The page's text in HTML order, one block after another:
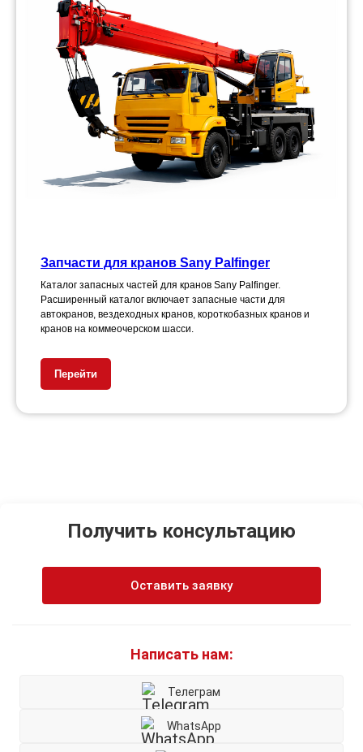
Запчасти для кранов Sany Palfinger
Каталог запасных частей для кранов Sany Palfinger.
Расширенный каталог включает запасные части для
автокранов, вездеходных кранов, короткобазных кранов и
кранов на коммеочерском шасси.
Перейти
Получить консультацию
Оставить заявку
Написать нам:
Телеграм
WhatsApp